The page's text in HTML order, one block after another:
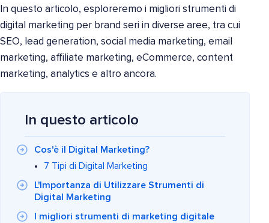
In questo articolo, esploreremo i migliori strumenti di
digital marketing per brand seri in diverse aree, tra cui
SEO, lead generation, social media marketing, email
marketing, affiliate marketing, eCommerce, content
marketing, analytics e altro ancora.
In questo articolo
Cos'è il Digital Marketing?
7 Tipi di Digital Marketing
L'Importanza di Utilizzare Strumenti di
Digital Marketing
I migliori strumenti di marketing digitale